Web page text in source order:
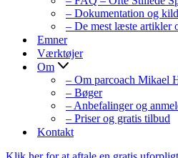
– Dokumentation og
– De mest læste artikler
Emner
Værktøjer
Om
– Om parcoach Mikael
– Bøger
– Anbefalinger og
– Priser og gratis tilbud
Kontakt